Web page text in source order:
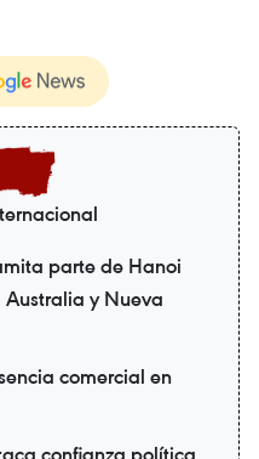
parte de Hanoi
y Nueva
comercial en